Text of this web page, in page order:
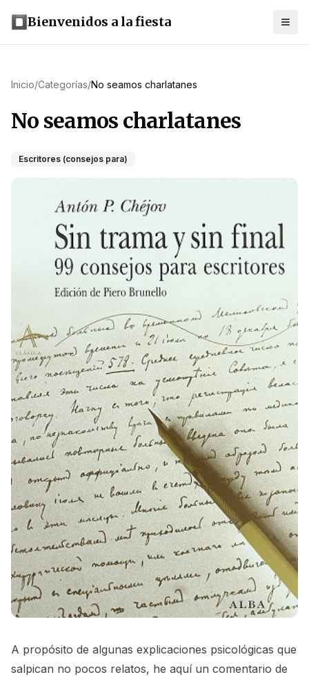
Bienvenidos a la fiesta
Inicio/Categorías/No seamos charlatanes
No seamos charlatanes
Escritores (consejos para)
A propósito de algunas explicaciones psicológicas que
salpican no pocos relatos, he aquí un comentario de